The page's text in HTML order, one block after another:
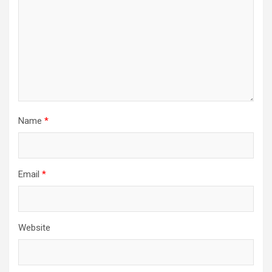
Name *
Email *
Website